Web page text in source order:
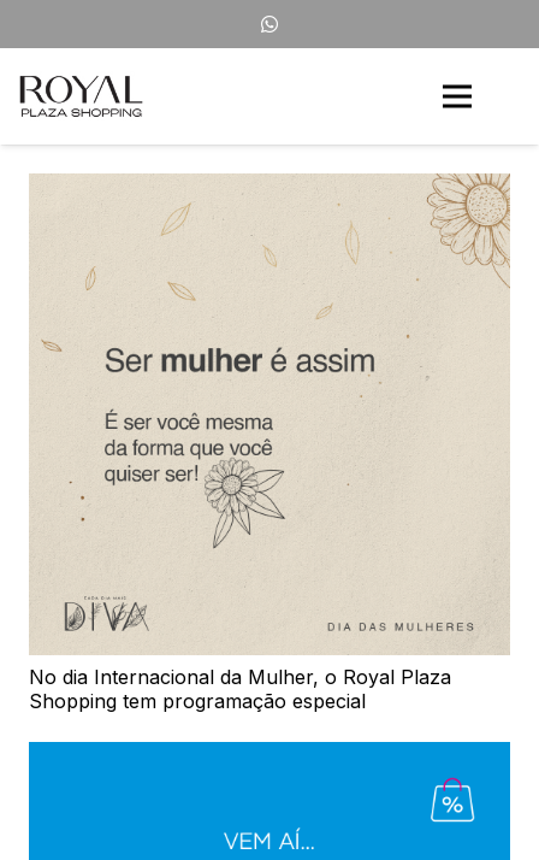
No dia Internacional da Mulher, o Royal Plaza
Shopping tem programação especial